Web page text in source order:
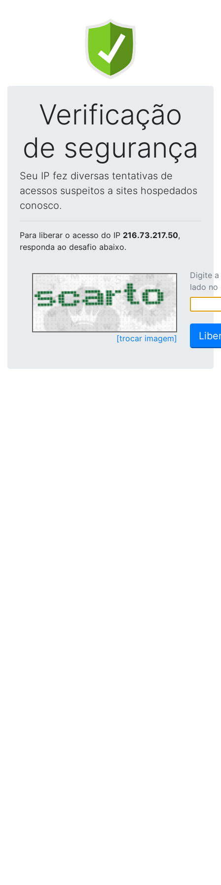
Verificação
de segurança
Seu IP fez diversas tentativas de
acessos suspeitos a sites hospedados
conosco.
Para liberar o acesso do IP 216.73.217.50,
responda ao desafio abaixo.
[trocar imagem]
Digite
lado no